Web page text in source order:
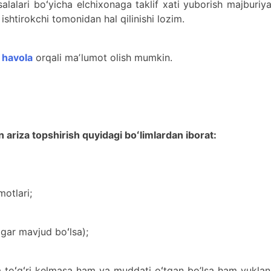
boʻyicha elchixonaga taklif xati yuborish
tomonidan hal qilinishi lozim.
orqali maʼlumot olish mumkin.
ariza topshirish quyidagi boʻlimlardan iborat:
mavjud boʻlsa);